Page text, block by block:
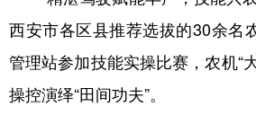
西安市各区县推荐选拔的30余名
管理站参加技能实操比赛，农机“
操控演绎“田间功夫”。